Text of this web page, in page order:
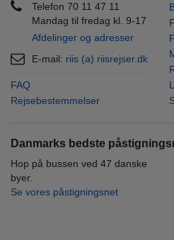
Telefon 70 11 47 11
Mandag til fredag kl. 9-17
Afdelinger og adresser
E-mail: riis (a) riisrejser.dk
FAQ
Rejsebestemmelser
Danmarks bedste
Hop på bussen ved 47 danske
byer.
Se vores påstigningsnet